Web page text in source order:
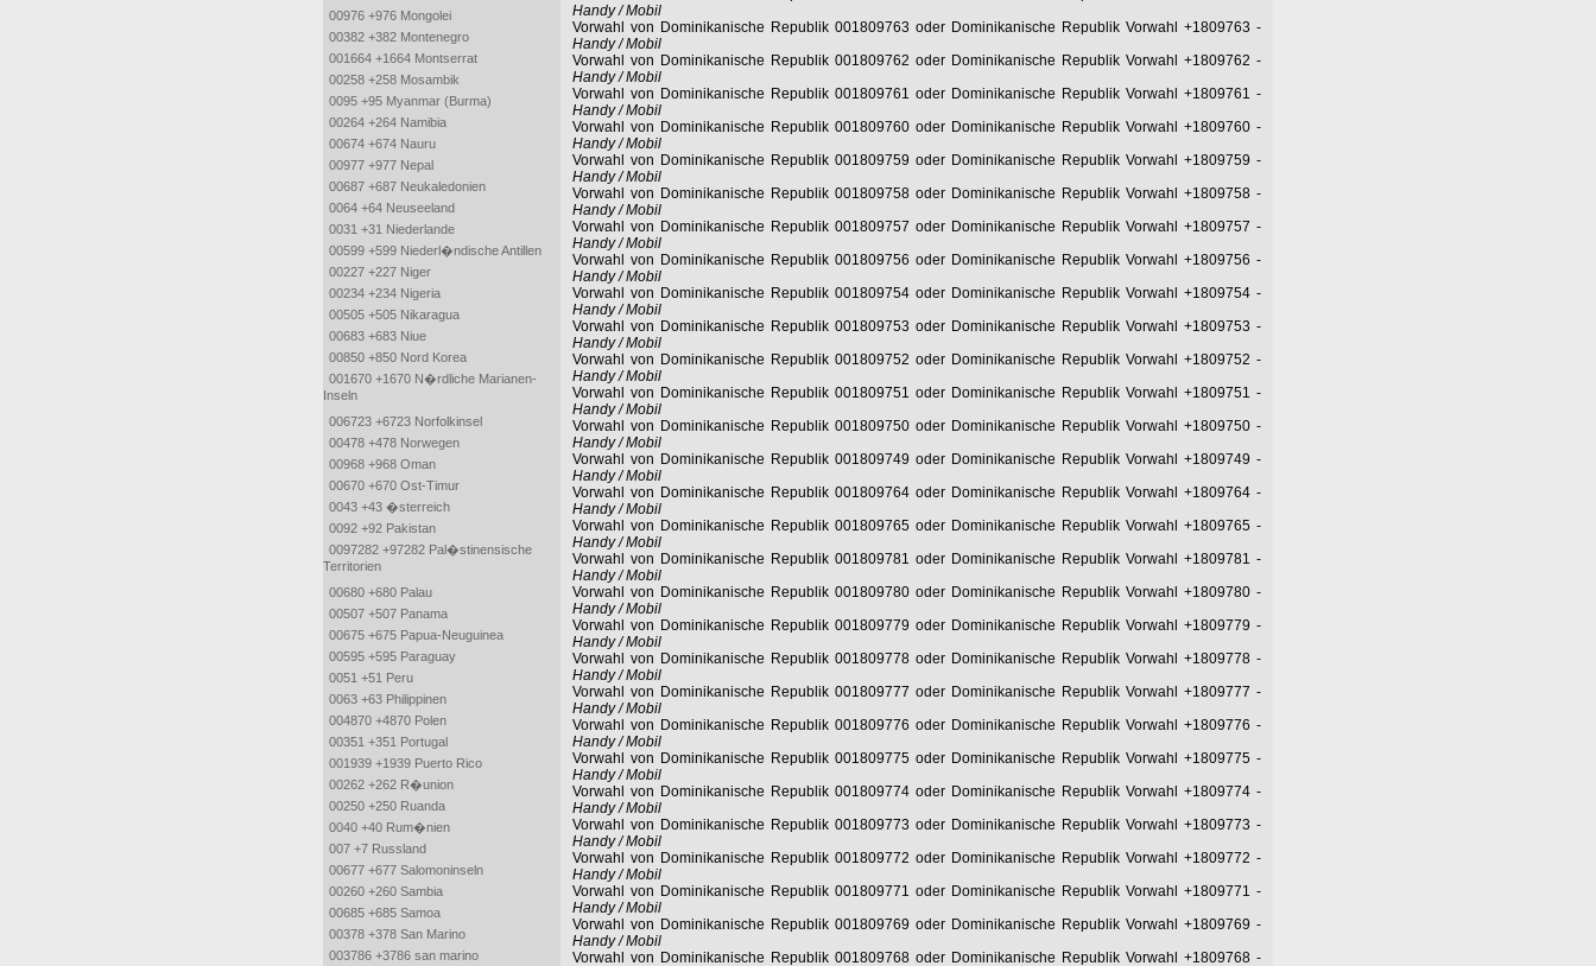
00976 +976 Mongolei
00382 +382 Montenegro
001664 +1664 Montserrat
00258 +258 Mosambik
0095 +95 Myanmar (Burma)
00264 +264 Namibia
00674 +674 Nauru
00977 +977 Nepal
00687 +687 Neukaledonien
0064 +64 Neuseeland
0031 +31 Niederlande
00599 +599 Niederl�ndische Antillen
00227 +227 Niger
00234 +234 Nigeria
00505 +505 Nikaragua
00683 +683 Niue
00850 +850 Nord Korea
001670 +1670 N�rdliche Marianen-
Inseln
006723 +6723 Norfolkinsel
00478 +478 Norwegen
00968 +968 Oman
00670 +670 Ost-Timur
0043 +43 �sterreich
0092 +92 Pakistan
0097282 +97282 Pal�stinensische
Territorien
00680 +680 Palau
00507 +507 Panama
00675 +675 Papua-Neuguinea
00595 +595 Paraguay
0051 +51 Peru
0063 +63 Philippinen
004870 +4870 Polen
00351 +351 Portugal
001939 +1939 Puerto Rico
00262 +262 R�union
00250 +250 Ruanda
0040 +40 Rum�nien
007 +7 Russland
00677 +677 Salomoninseln
00260 +260 Sambia
00685 +685 Samoa
00378 +378 San Marino
003786 +3786 san marino
Handy / Mobil
Vorwahl von Dominikanische Republik 001809763 oder Dominikanische Republik Vorwahl +1809763 -
Handy / Mobil
Vorwahl von Dominikanische Republik 001809762 oder Dominikanische Republik Vorwahl +1809762 -
Handy / Mobil
Vorwahl von Dominikanische Republik 001809761 oder Dominikanische Republik Vorwahl +1809761 -
Handy / Mobil
Vorwahl von Dominikanische Republik 001809760 oder Dominikanische Republik Vorwahl +1809760 -
Handy / Mobil
Vorwahl von Dominikanische Republik 001809759 oder Dominikanische Republik Vorwahl +1809759 -
Handy / Mobil
Vorwahl von Dominikanische Republik 001809758 oder Dominikanische Republik Vorwahl +1809758 -
Handy / Mobil
Vorwahl von Dominikanische Republik 001809757 oder Dominikanische Republik Vorwahl +1809757 -
Handy / Mobil
Vorwahl von Dominikanische Republik 001809756 oder Dominikanische Republik Vorwahl +1809756 -
Handy / Mobil
Vorwahl von Dominikanische Republik 001809754 oder Dominikanische Republik Vorwahl +1809754 -
Handy / Mobil
Vorwahl von Dominikanische Republik 001809753 oder Dominikanische Republik Vorwahl +1809753 -
Handy / Mobil
Vorwahl von Dominikanische Republik 001809752 oder Dominikanische Republik Vorwahl +1809752 -
Handy / Mobil
Vorwahl von Dominikanische Republik 001809751 oder Dominikanische Republik Vorwahl +1809751 -
Handy / Mobil
Vorwahl von Dominikanische Republik 001809750 oder Dominikanische Republik Vorwahl +1809750 -
Handy / Mobil
Vorwahl von Dominikanische Republik 001809749 oder Dominikanische Republik Vorwahl +1809749 -
Handy / Mobil
Vorwahl von Dominikanische Republik 001809764 oder Dominikanische Republik Vorwahl +1809764 -
Handy / Mobil
Vorwahl von Dominikanische Republik 001809765 oder Dominikanische Republik Vorwahl +1809765 -
Handy / Mobil
Vorwahl von Dominikanische Republik 001809781 oder Dominikanische Republik Vorwahl +1809781 -
Handy / Mobil
Vorwahl von Dominikanische Republik 001809780 oder Dominikanische Republik Vorwahl +1809780 -
Handy / Mobil
Vorwahl von Dominikanische Republik 001809779 oder Dominikanische Republik Vorwahl +1809779 -
Handy / Mobil
Vorwahl von Dominikanische Republik 001809778 oder Dominikanische Republik Vorwahl +1809778 -
Handy / Mobil
Vorwahl von Dominikanische Republik 001809777 oder Dominikanische Republik Vorwahl +1809777 -
Handy / Mobil
Vorwahl von Dominikanische Republik 001809776 oder Dominikanische Republik Vorwahl +1809776 -
Handy / Mobil
Vorwahl von Dominikanische Republik 001809775 oder Dominikanische Republik Vorwahl +1809775 -
Handy / Mobil
Vorwahl von Dominikanische Republik 001809774 oder Dominikanische Republik Vorwahl +1809774 -
Handy / Mobil
Vorwahl von Dominikanische Republik 001809773 oder Dominikanische Republik Vorwahl +1809773 -
Handy / Mobil
Vorwahl von Dominikanische Republik 001809772 oder Dominikanische Republik Vorwahl +1809772 -
Handy / Mobil
Vorwahl von Dominikanische Republik 001809771 oder Dominikanische Republik Vorwahl +1809771 -
Handy / Mobil
Vorwahl von Dominikanische Republik 001809769 oder Dominikanische Republik Vorwahl +1809769 -
Handy / Mobil
Vorwahl von Dominikanische Republik 001809768 oder Dominikanische Republik Vorwahl +1809768 -